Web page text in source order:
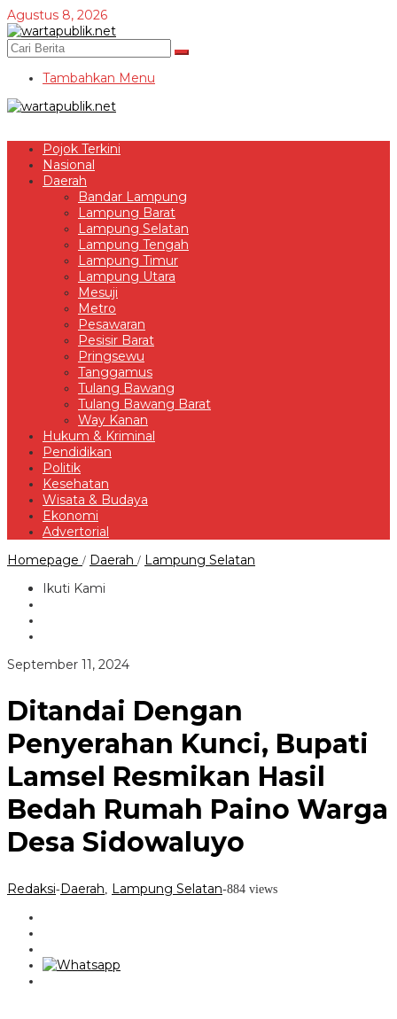
Lewati
ke
konten
Agustus 8, 2026
Tambahkan Menu
Pojok Terkini
Nasional
Daerah
Bandar Lampung
Lampung Barat
Lampung Selatan
Lampung Tengah
Lampung Timur
Lampung Utara
Mesuji
Metro
Pesawaran
Pesisir Barat
Pringsewu
Tanggamus
Tulang Bawang
Tulang Bawang Barat
Way Kanan
Hukum & Kriminal
Pendidikan
Politik
Kesehatan
Wisata & Budaya
Ekonomi
Advertorial
Homepage / Daerah / Lampung Selatan
Sidowaluyo
Ikuti Kami
September 11, 2024oleh
Ditandai Dengan
Penyerahan Kunci, Bupati
Lamsel Resmikan Hasil
Bedah Rumah Paino Warga
Desa Sidowaluyo
Redaksi-Daerah Lampung Selatan-884 views